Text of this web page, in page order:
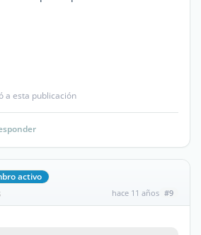
a esta publicación
activo
hace 11 años #9